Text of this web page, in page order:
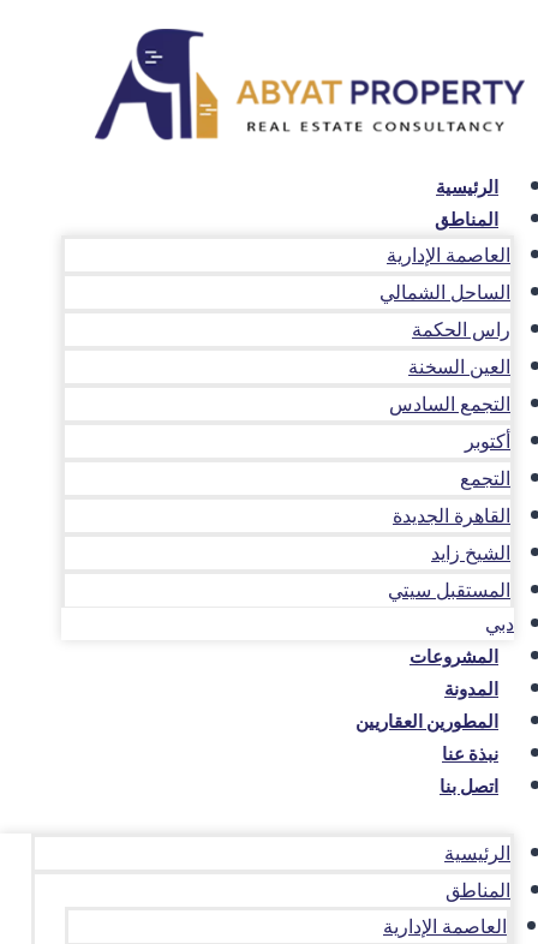
المحتوى
الرئيسية
المناطق
العاصمة الإدارية
الساحل الشمالي
راس الحكمة
العين السخنة
التجمع السادس
أكتوبر
التجمع
القاهرة الجديدة
الشيخ زايد
المستقبل سيتي
دبي
المشروعات
المدونة
المطورين العقاريين
نبذة عنا
اتصل بنا
الرئيسية
المناطق
العاصمة الإدارية